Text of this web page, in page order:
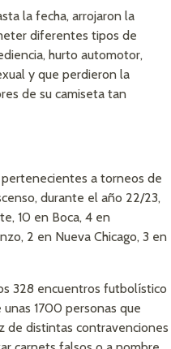
la fecha, arrojaron la
diferentes tipos de
hurto automotor,
y que perdieron la
de su camiseta tan
a torneos de
durante el año 22/23,
10 en Boca, 4 en
2 en Nueva Chicago, 3 en
328 encuentros futbolístico
1700 personas que
de distintas contravenciones